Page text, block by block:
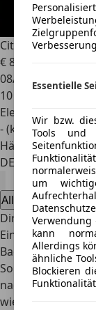
Citroen Ami
€ 8.990
08/2026
10 km
Elektro
- (kWh/100 km)
Händler
DE 74074Heilbronn
Alle Angebote
Direkt zu
Ein
Strandbuggy-
Badehose! Auch
Sommertagen,
nach Hause
wie eh und je.
Essentielle
Wir bzw.
Tools und
um
Verwendung
kann
Allerdings
ähnliche
Blockieren